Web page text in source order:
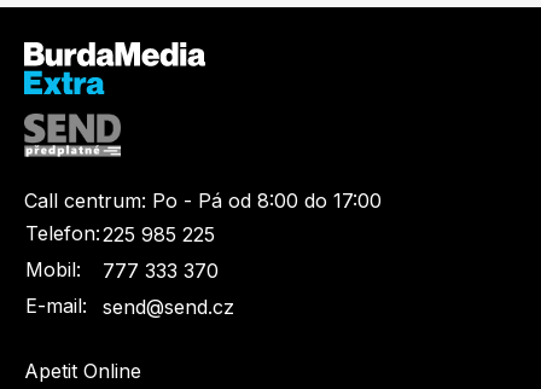
Call centrum: Po - Pá od 8:00 do 17:00
Telefon:225 985 225
Mobil:
777 333 370
E-mail:
send@send.cz
Apetit Online